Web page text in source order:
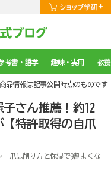
考書・語学 趣味・実用 教
品情報は記事公開時点のものです
さん推薦！約12
特許取得の自爪
爪は削り方と保湿で9割よくな